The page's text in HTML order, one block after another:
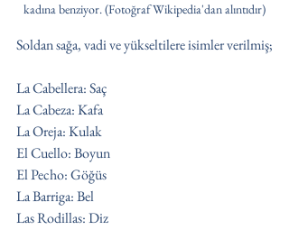
kadına benziyor. (Fotoğraf Wikipedia'dan alıntıdır)
Soldan sağa, vadi ve yükseltilere isimler verilmiş;
La Cabellera: Saç
La Cabeza: Kafa
La Oreja: Kulak
El Cuello: Boyun
El Pecho: Göğüs
La Barriga: Bel
Las Rodillas: Diz